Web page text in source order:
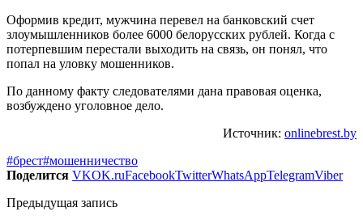
Оформив кредит, мужчина перевел на банковский счет
злоумышленников более 6000 белорусских рублей. Когда с
потерпевшим перестали выходить на связь, он понял, что
попал на уловку мошенников.
По данному факту следователями дана правовая оценка,
возбуждено уголовное дело.
Источник: onlinebrest.by
#брест#мошенничество
Поделится VKOK.ruFacebookTwitterWhatsAppTelegramViber
Предыдущая запись